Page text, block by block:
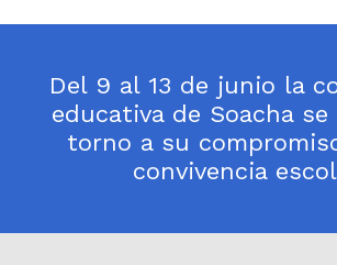
Del 9 al 13 de junio la
educativa de Soacha se
torno a su
convivencia